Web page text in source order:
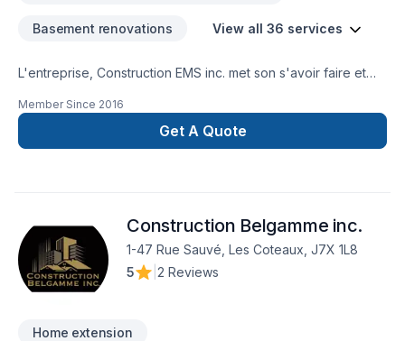
Basement renovations View all 36 services
L'entreprise, Construction EMS inc. met son s'avoir faire et
de rénovation, d'aménagement, de transformation
d'habitation. Elle contribue à l’amélioration du cadre de vie
de sa clientèle en offrant un service et un travail de qualité
compte des contraintes et des impératifs des ses clients.
soucieux de la qualité et de ses coûts, nous travaillons en
partenariat avec des sous-traitants professionnels et
reconnus.
Member Since 2016
Get A Quote
Construction Belgamme inc.
1-47 Rue Sauvé, Les Coteaux, J7X 1L8
5
2 Reviews
Home extension